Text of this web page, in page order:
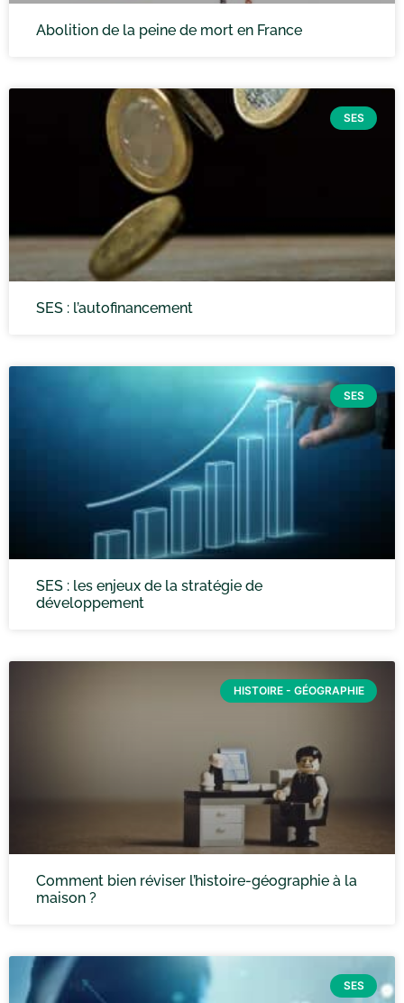
Abolition de la peine de mort en France
SES
SES : l’autofinancement
SES
SES : les enjeux de la stratégie de
développement
HISTOIRE - GÉOGRAPHIE
Comment bien réviser l’histoire-géographie à la
maison ?
SES